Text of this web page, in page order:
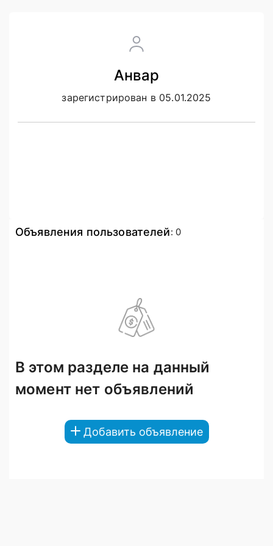
Анвар
зарегистрирован в 05.01.2025
Объявления пользователей: 0
В этом разделе на данный
момент нет объявлений
Добавить объявление